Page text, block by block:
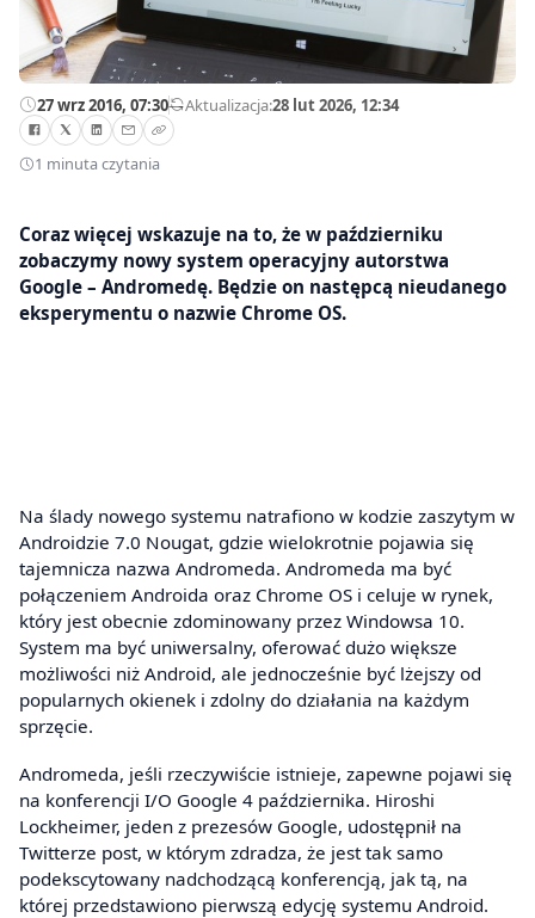
27 wrz 2016, 07:30—Aktualizacja:28 lut 2026, 12:34
1 minuta czytania
Coraz więcej wskazuje na to, że w październiku
zobaczymy nowy system operacyjny autorstwa
Google – Andromedę. Będzie on następcą nieudanego
eksperymentu o nazwie Chrome OS.
Na ślady nowego systemu natrafiono w kodzie zaszytym w
Androidzie 7.0 Nougat, gdzie wielokrotnie pojawia się
tajemnicza nazwa Andromeda. Andromeda ma być
połączeniem Androida oraz Chrome OS i celuje w rynek,
który jest obecnie zdominowany przez Windowsa 10.
System ma być uniwersalny, oferować dużo większe
możliwości niż Android, ale jednocześnie być lżejszy od
popularnych okienek i zdolny do działania na każdym
sprzęcie.
Andromeda, jeśli rzeczywiście istnieje, zapewne pojawi się
na konferencji I/O Google 4 października. Hiroshi
Lockheimer, jeden z prezesów Google, udostępnił na
Twitterze post, w którym zdradza, że jest tak samo
podekscytowany nadchodzącą konferencją, jak tą, na
której przedstawiono pierwszą edycję systemu Android.